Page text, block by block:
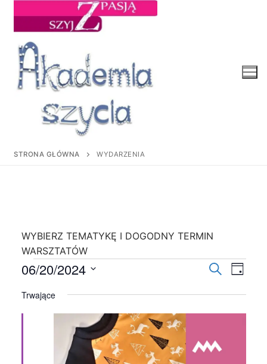
STRONA GŁÓWNA WYDARZENIA
WYBIERZ TEMATYKĘ I DOGODNY TERMIN
WARSZTATÓW
Wydarzenia
for
20
czerwca,
i
SzukajDzień
06/20/2024
datę.
Trwające